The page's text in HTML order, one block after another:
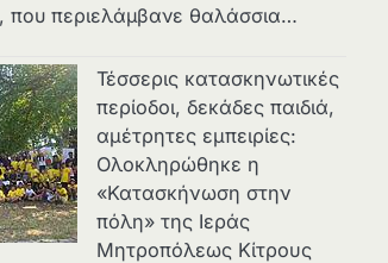
που περιελάμβανε θαλάσσια…
Τέσσερις κατασκηνωτικές
περίοδοι, δεκάδες παιδιά,
αμέτρητες εμπειρίες:
Ολοκληρώθηκε η
«Κατασκήνωση στην
πόλη» της Ιεράς
Μητροπόλεως Κίτρους